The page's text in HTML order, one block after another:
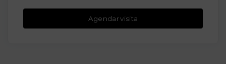
Agendar visita